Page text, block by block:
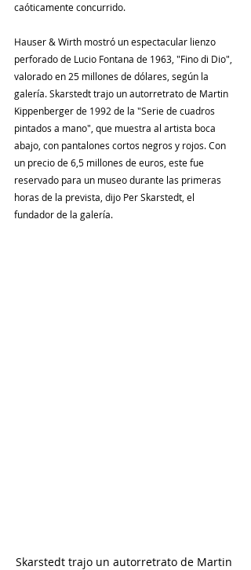
caóticamente concurrido.
Hauser & Wirth mostró un espectacular lienzo
perforado de Lucio Fontana de 1963, "Fino di Dio",
valorado en 25 millones de dólares, según la
galería. Skarstedt trajo un autorretrato de Martin
Kippenberger de 1992 de la "Serie de cuadros
pintados a mano", que muestra al artista boca
abajo, con pantalones cortos negros y rojos. Con
un precio de 6,5 millones de euros, este fue
reservado para un museo durante las primeras
horas de la prevista, dijo Per Skarstedt, el
fundador de la galería.
Skarstedt trajo un autorretrato de Martin